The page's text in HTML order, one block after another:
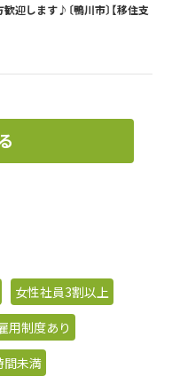
迎します♪〔鴨川市〕【移住支
女性社員3割以上
用制度あり
間未満